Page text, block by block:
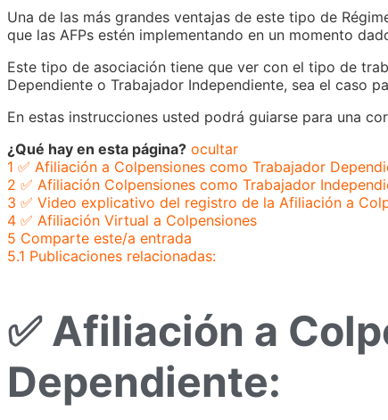
Una de las más grandes ventajas de este tipo de
que las AFPs estén implementando en un momento
Este tipo de asociación tiene que ver con el tipo de
Dependiente o Trabajador Independiente, sea el caso
En estas instrucciones usted podrá guiarse para una
¿Qué hay en esta página? ocultar
1 ✅ Afiliación a Colpensiones como Trabajador
2 ✅ Afiliación Colpensiones como Trabajador
3 ✅ Video explicativo del registro de la Afiliación a
4 ✅ Afiliación Virtual a Colpensiones
5 Comparte este/a entrada
5.1 Publicaciones relacionadas:
✅ Afiliación a
Dependiente: